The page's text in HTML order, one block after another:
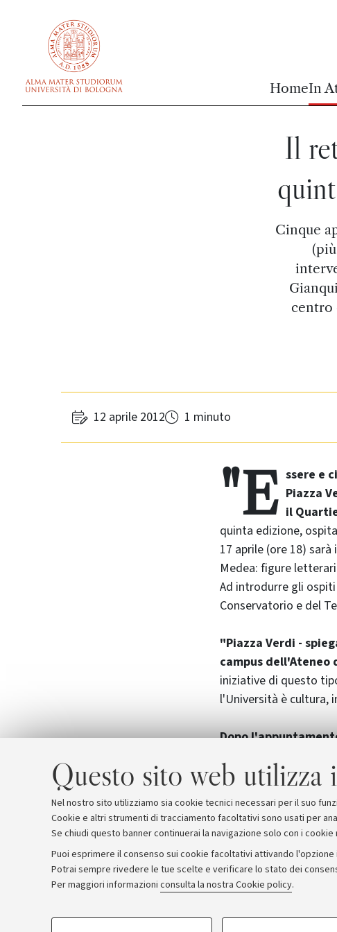
Questo sito web utilizza
Nel nostro sito utilizziamo sia cookie tecnici necessari per il suo
Cookie e altri strumenti di tracciamento facoltativi sono usati per
Se chiudi questo banner continuerai la navigazione solo con i cookie
Puoi esprimere il consenso sui cookie facoltativi attivando
Potrai sempre rivedere le tue scelte e verificare lo stato dei
Per maggiori informazioni consulta la nostra Cookie policy.
COOKIE DI PROFILAZIONE - FACOLTATIVI
HomeIn
Il
Cinque
centro
12 aprile 2012 1 minuto
"E ssere e
Piazza
il
quinta edizione,
17 aprile (ore 18)
Medea: figure
Ad introdurre gli
Conservatorio e del
"Piazza Verdi -
campus dell'Ateneo
iniziative di questo
l'Università è cultura,
Dopo
L'ultimo incontro, il 5
Archivio Comunicati stampa Redazione Rassegna stampa